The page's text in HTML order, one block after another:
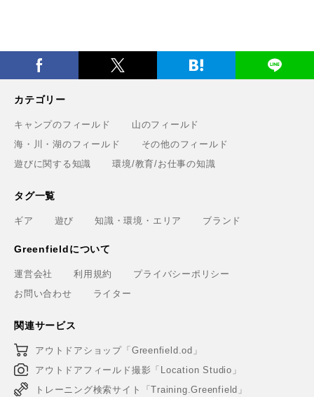
カテゴリー
キャンプのフィールド
山のフィールド
海・川・湖のフィールド
その他のフィールド
遊びに関する知識
環境/教育/お仕事の知識
タグ一覧
ギア 遊び 知識・環境・エリア ブランド
Greenfieldについて
運営会社 利用規約
プライバシーポリシー
お問い合わせ
ライター
関連サービス
アウトドアショップ「Greenfield.od」
アウトドアフィールド撮影「Location Studio」
トレーニング検索サイト「Training.Greenfield」